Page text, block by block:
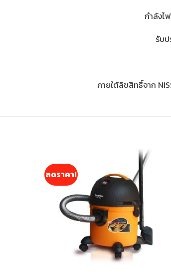
กำลังไ
รับป
ภายใต้ลิขสิทธิ์จาก
ลดราคา!